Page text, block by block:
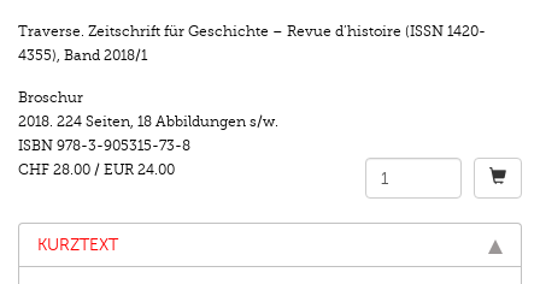
Traverse. Zeitschrift für Geschichte – Revue d’histoire (ISSN 1420-
4355), Band 2018/1
Broschur
2018. 224 Seiten, 18 Abbildungen s/w.
ISBN 978-3-905315-73-8
CHF 28.00 / EUR 24.00
KURZTEXT